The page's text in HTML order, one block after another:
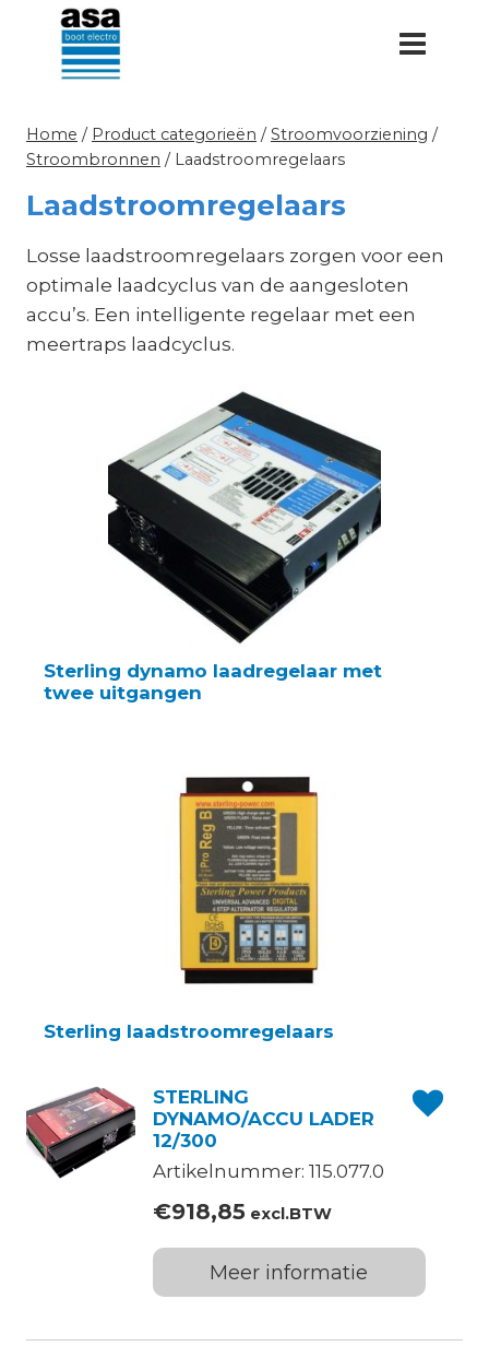
Doorgaan
inhoud
Home / Product categorieën / Stroomvoorziening /
Stroombronnen / Laadstroomregelaars
Laadstroomregelaars
Losse laadstroomregelaars zorgen voor een
optimale laadcyclus van de aangesloten
accu’s. Een intelligente regelaar met een
meertraps laadcyclus.
Sterling dynamo laadregelaar met
twee uitgangen
Sterling laadstroomregelaars
STERLING
DYNAMO/ACCU LADER
12/300
Artikelnummer: 115.077.0
€918,85excl.BTW
Meer informatie